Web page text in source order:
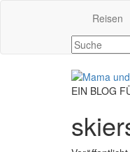
Reisen
EIN BLOG